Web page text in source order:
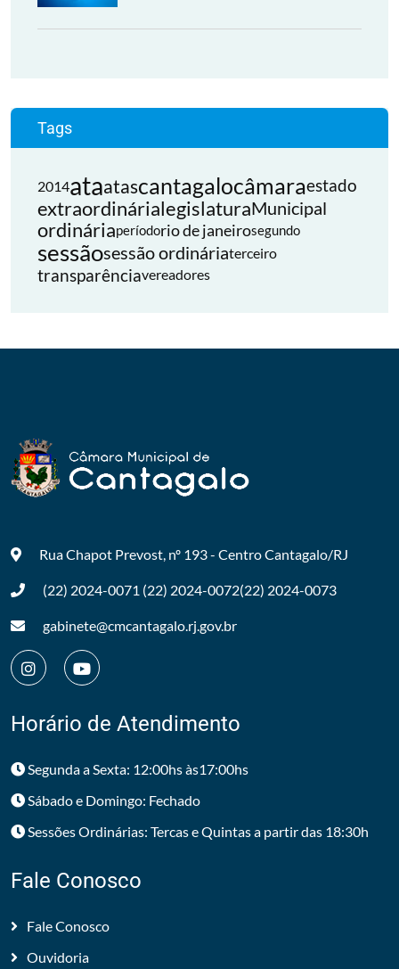
Tags
2014ataatascantagalocâmaraestado
extraordinárialegislaturaMunicipal
ordináriaperíodorio de janeirosegundo
sessãosessão ordináriaterceiro
transparênciavereadores
Rua Chapot Prevost, nº 193 - CentroCantagalo/RJ
(22) 2024-0071 (22) 2024-0072(22) 2024-0073
gabinete@cmcantagalo.rj.gov.br
Horário de Atendimento
Segunda a Sexta: 12:00hs às17:00hs
Sábado e Domingo: Fechado
Sessões Ordinárias: Tercas e Quintas a partir das 18:30h
Fale Conosco
Fale Conosco
Ouvidoria